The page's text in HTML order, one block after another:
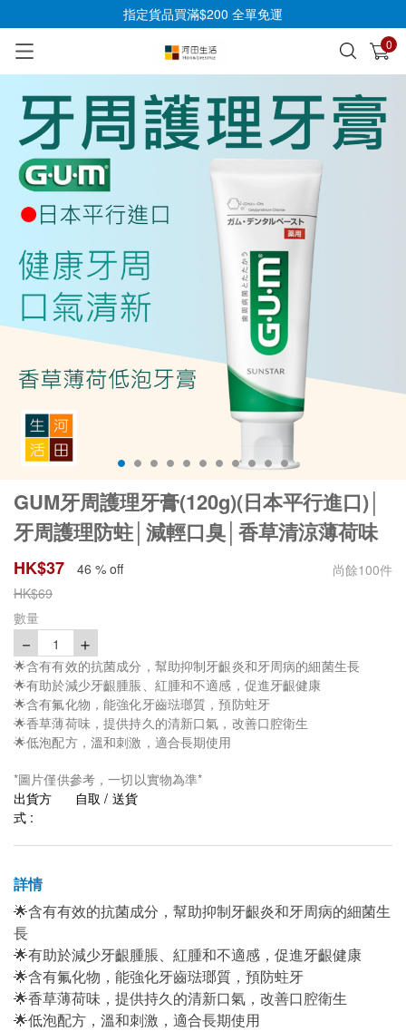
指定貨品買滿$200 全單免運
0
已加入購物車 查看
GUM牙周護理牙膏(120g)(日本平行進口)│
牙周護理防蛀│減輕口臭│香草清涼薄荷味
HK$37 46 % off 尚餘100件
HK$69
數量
－ 1 ＋
🌟含有有效的抗菌成分，幫助抑制牙齦炎和牙周病的細菌生長
🌟有助於減少牙齦腫脹、紅腫和不適感，促進牙齦健康
🌟含有氟化物，能強化牙齒琺瑯質，預防蛀牙
🌟香草薄荷味，提供持久的清新口氣，改善口腔衛生
🌟低泡配方，溫和刺激，適合長期使用
*圖片僅供參考，一切以實物為準*
出貨方
式 :
自取 / 送貨
詳情
🌟含有有效的抗菌成分，幫助抑制牙齦炎和牙周病的細菌生
長
🌟有助於減少牙齦腫脹、紅腫和不適感，促進牙齦健康
🌟含有氟化物，能強化牙齒琺瑯質，預防蛀牙
🌟香草薄荷味，提供持久的清新口氣，改善口腔衛生
🌟低泡配方，溫和刺激，適合長期使用